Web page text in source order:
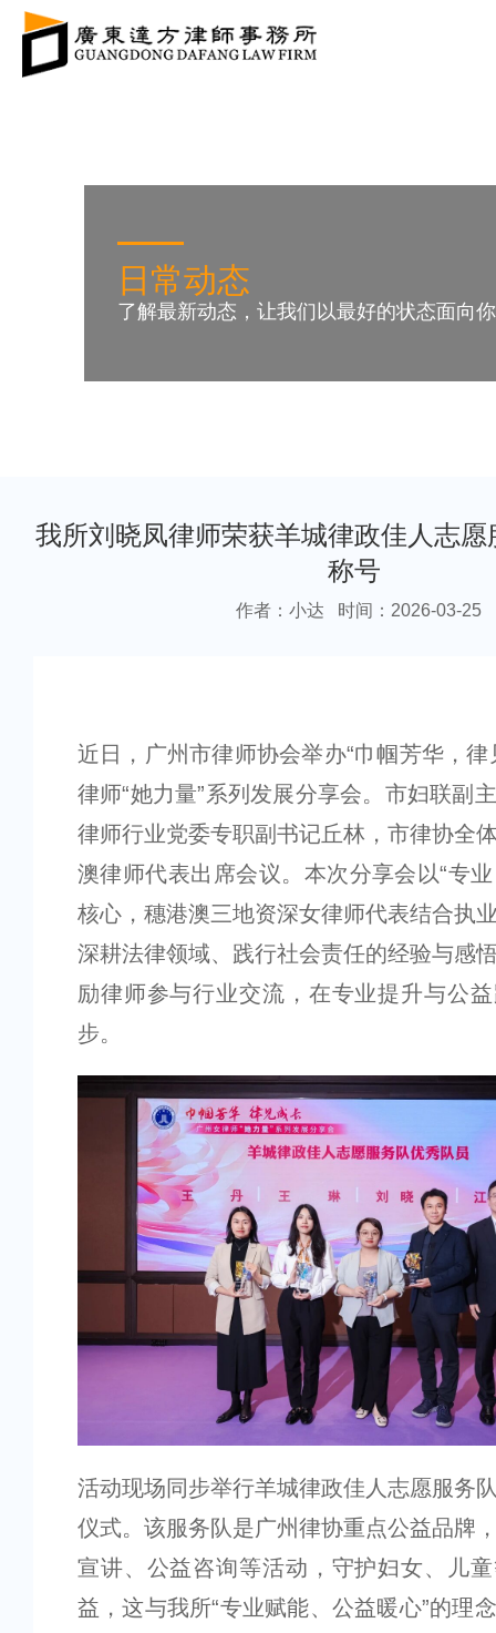
日常动态
了解最新动态，让我们以最好的状态面向你
我所刘晓凤律师荣获羊城律政佳人志
称号
作者：小达 时间：2026-03-25
近日，广州市律师协会举办“巾帼芳华，律
律师“她力量”系列发展分享会。市妇联副
律师行业党委专职副书记丘林，市律协全
澳律师代表出席会议。本次分享会以“专业
核心，穗港澳三地资深女律师代表结合执
深耕法律领域、践行社会责任的经验与感
励律师参与行业交流，在专业提升与公
步。
活动现场同步举行羊城律政佳人志愿服务
仪式。该服务队是广州律协重点公益品牌
宣讲、公益咨询等活动，守护妇女、儿
益，这与我所“专业赋能、公益暖心”的理